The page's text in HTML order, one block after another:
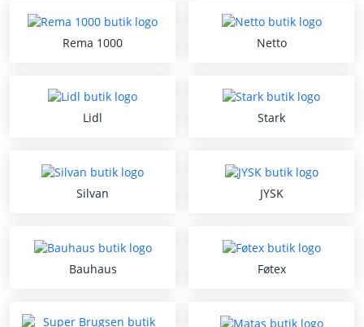
Rema 1000 Netto
Lidl Stark
Silvan JYSK
Bauhaus Føtex